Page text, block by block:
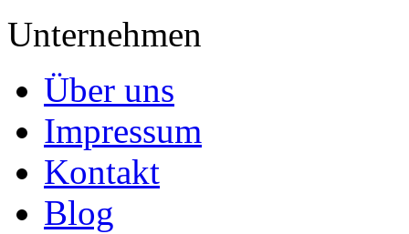
Unternehmen
Über uns
Impressum
Kontakt
Blog